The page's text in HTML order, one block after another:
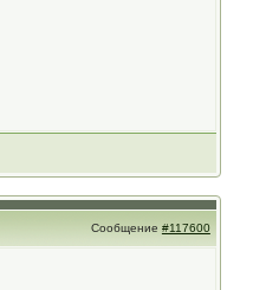
Сообщение #117600